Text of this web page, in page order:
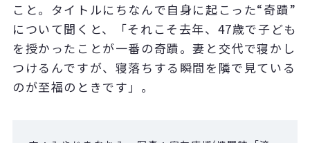
こと。タイトルにちなんで自身に起こった“奇蹟”
について聞くと、「それこそ去年、 47歳で子ども
を授かったことが一番の奇蹟。妻と交代で寝かし
つけるんですが、寝落ちする瞬間を隣で見ている
のが至福のときです」。